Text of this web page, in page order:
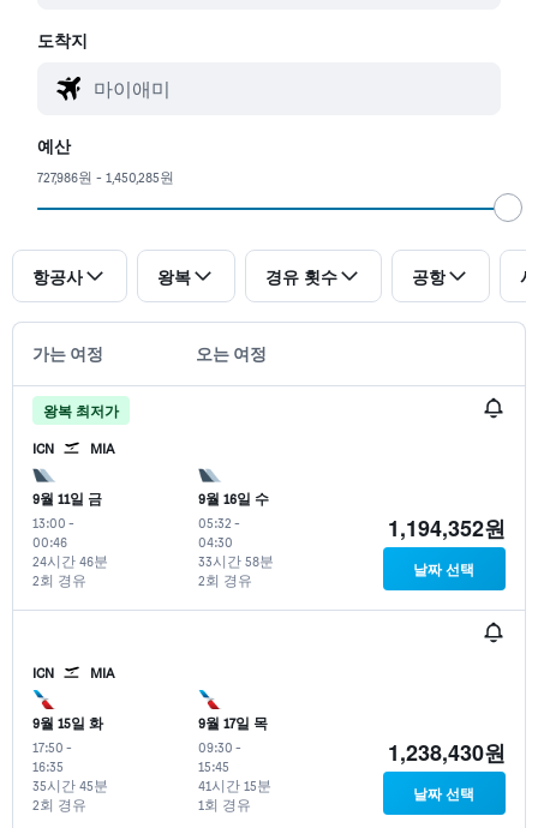
도착지
예산
727,986원 - 1,450,285원
항공사 왕복 경유 횟수 공항
가는 여정 오는 여정
왕복 최저가
ICN MIA
9월 11일 금
13:00 -
00:46
2회 경유
24시간 46분
9월 16일 수
05:32 -
04:30
2회 경유
33시간 58분
1,194,352원
날짜 선택
ICN MIA
9월 15일 화
17:50 -
16:35
2회 경유
35시간 45분
9월 17일 목
09:30 -
15:45
1회 경유
41시간 15분
1,238,430원
날짜 선택